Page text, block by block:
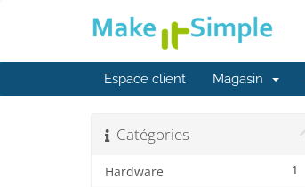
Espace client Magasin
Catégories
1
Hardware